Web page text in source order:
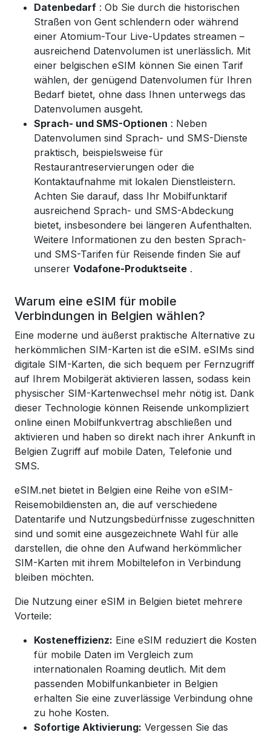
Datenbedarf : Ob Sie durch die historischen
Straßen von Gent schlendern oder während
einer Atomium-Tour Live-Updates streamen –
ausreichend Datenvolumen ist unerlässlich. Mit
einer belgischen eSIM können Sie einen Tarif
wählen, der genügend Datenvolumen für Ihren
Bedarf bietet, ohne dass Ihnen unterwegs das
Datenvolumen ausgeht.
Sprach- und SMS-Optionen : Neben
Datenvolumen sind Sprach- und SMS-Dienste
praktisch, beispielsweise für
Restaurantreservierungen oder die
Kontaktaufnahme mit lokalen Dienstleistern.
Achten Sie darauf, dass Ihr Mobilfunktarif
ausreichend Sprach- und SMS-Abdeckung
bietet, insbesondere bei längeren Aufenthalten.
Weitere Informationen zu den besten Sprach-
und SMS-Tarifen für Reisende finden Sie auf
unserer Vodafone-Produktseite .
Warum eine eSIM für mobile
Verbindungen in Belgien wählen?
Eine moderne und äußerst praktische Alternative zu
herkömmlichen SIM-Karten ist die eSIM. eSIMs sind
digitale SIM-Karten, die sich bequem per Fernzugriff
auf Ihrem Mobilgerät aktivieren lassen, sodass kein
physischer SIM-Kartenwechsel mehr nötig ist. Dank
dieser Technologie können Reisende unkompliziert
online einen Mobilfunkvertrag abschließen und
aktivieren und haben so direkt nach ihrer Ankunft in
Belgien Zugriff auf mobile Daten, Telefonie und
SMS.
eSIM.net bietet in Belgien eine Reihe von eSIM-
Reisemobildiensten an, die auf verschiedene
Datentarife und Nutzungsbedürfnisse zugeschnitten
sind und somit eine ausgezeichnete Wahl für alle
darstellen, die ohne den Aufwand herkömmlicher
SIM-Karten mit ihrem Mobiltelefon in Verbindung
bleiben möchten.
Die Nutzung einer eSIM in Belgien bietet mehrere
Vorteile:
Kosteneffizienz: Eine eSIM reduziert die Kosten
für mobile Daten im Vergleich zum
internationalen Roaming deutlich. Mit dem
passenden Mobilfunkanbieter in Belgien
erhalten Sie eine zuverlässige Verbindung ohne
zu hohe Kosten.
Sofortige Aktivierung: Vergessen Sie das